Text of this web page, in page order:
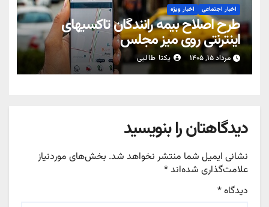
اخبار اجتماعی اخبار ویژه
طرح اصلاح بیمه رانندگان تاکسیهای
اینترنتی روی میز مجلس
مرداد ۱۵, ۱۴۰۵ یکتا طالبی
دیدگاهتان را بنویسید
نشانی ایمیل شما منتشر نخواهد شد. بخش‌های موردنیاز
علامت‌گذاری شده‌اند*
دیدگاه*